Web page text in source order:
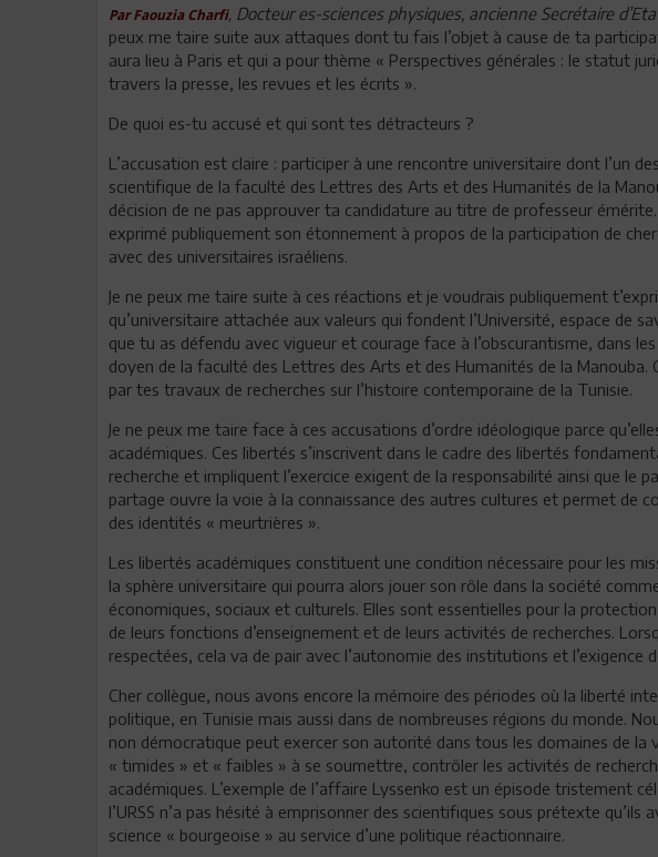
Par Faouzia Charfi, Docteur es-sciences physiques, ancienne Secrétaire
peux me taire suite aux attaques dont tu fais l’objet à cause de ta
aura lieu à Paris et qui a pour thème « Perspectives générales : le statut
travers la presse, les revues et les écrits ».
De quoi es-tu accusé et qui sont tes détracteurs ?
L’accusation est claire : participer à une rencontre universitaire dont l’un
scientifique de la faculté des Lettres des Arts et des Humanités de la
décision de ne pas approuver ta candidature au titre de professeur
exprimé publiquement son étonnement à propos de la participation de
avec des universitaires israéliens.
Je ne peux me taire suite à ces réactions et je voudrais publiquement
qu’universitaire attachée aux valeurs qui fondent l’Université, espace de
que tu as défendu avec vigueur et courage face à l’obscurantisme, dans
doyen de la faculté des Lettres des Arts et des Humanités de la Manouba.
par tes travaux de recherches sur l’histoire contemporaine de la Tunisie.
Je ne peux me taire face à ces accusations d’ordre idéologique parce
académiques. Ces libertés s’inscrivent dans le cadre des libertés
recherche et impliquent l’exercice exigent de la responsabilité ainsi que le
partage ouvre la voie à la connaissance des autres cultures et permet de
des identités « meurtrières ».
Les libertés académiques constituent une condition nécessaire pour les
la sphère universitaire qui pourra alors jouer son rôle dans la société
économiques, sociaux et culturels. Elles sont essentielles pour la
de leurs fonctions d’enseignement et de leurs activités de recherches.
respectées, cela va de pair avec l’autonomie des institutions et l’exigence
Cher collègue, nous avons encore la mémoire des périodes où la liberté
politique, en Tunisie mais aussi dans de nombreuses régions du monde.
non démocratique peut exercer son autorité dans tous les domaines de la
« timides » et « faibles » à se soumettre, contrôler les activités de
académiques. L’exemple de l’affaire Lyssenko est un épisode tristement
l’URSS n’a pas hésité à emprisonner des scientifiques sous prétexte qu’ils
science « bourgeoise » au service d’une politique réactionnaire.